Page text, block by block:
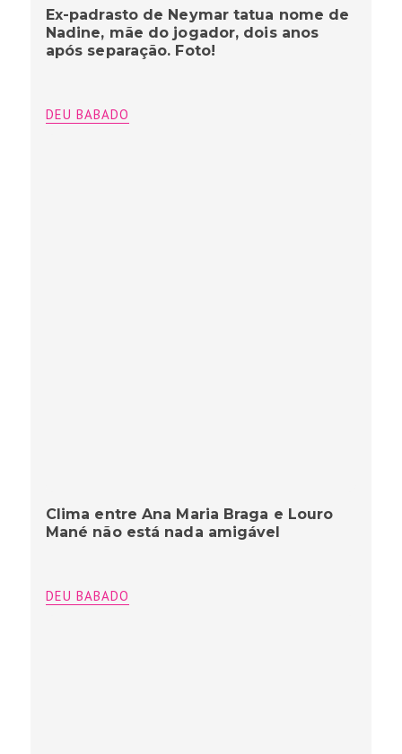
Ex-padrasto de Neymar tatua nome de
Nadine, mãe do jogador, dois anos
após separação. Foto!
DEU BABADO
Clima entre Ana Maria Braga e Louro
Mané não está nada amigável
DEU BABADO